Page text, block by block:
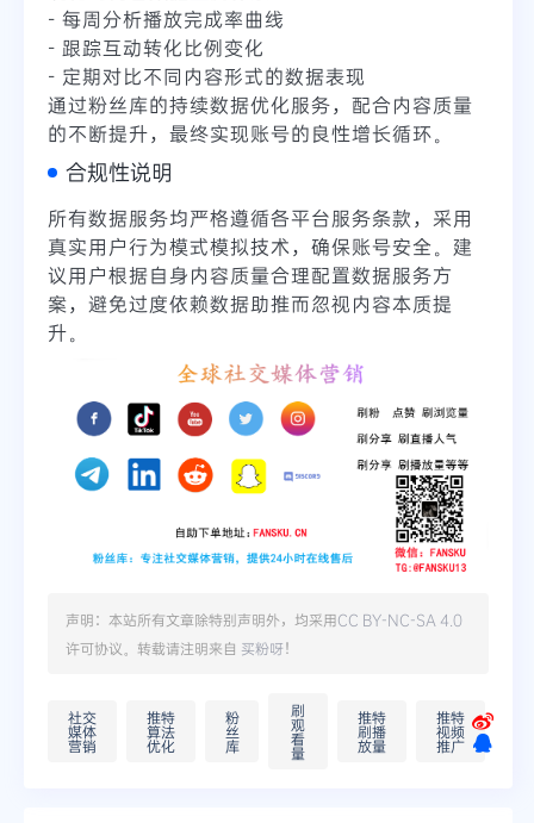
- 每周分析播放完成率曲线
- 跟踪互动转化比例变化
- 定期对比不同内容形式的数据表现
通过粉丝库的持续数据优化服务，配合内容质量
的不断提升，最终实现账号的良性增长循环。
合规性说明
所有数据服务均严格遵循各平台服务条款，采用
真实用户行为模式模拟技术，确保账号安全。建
议用户根据自身内容质量合理配置数据服务方
案，避免过度依赖数据助推而忽视内容本质提
升。
声明：本站所有文章除特别声明外，均采用CC BY-NC-SA 4.0
许可协议。转载请注明来自 买粉呀！
社交
媒体
营销
推特
算法
优化
粉
丝
库
刷
观
看
量
推特
刷播
放量
推特
视频
推广